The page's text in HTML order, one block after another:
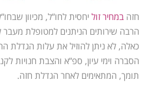
חזה במחיר זול יחסית לחו”ל, מכיוון
הרבה שירותים הניתנים למטופלת מעבר
כאלה, לא ניתן להוזיל את עלות הגדלת
הסברה וימי עיון, ספ”א והצבת חנויות
תומך, המתאימים לאחר הגדלת חזה.